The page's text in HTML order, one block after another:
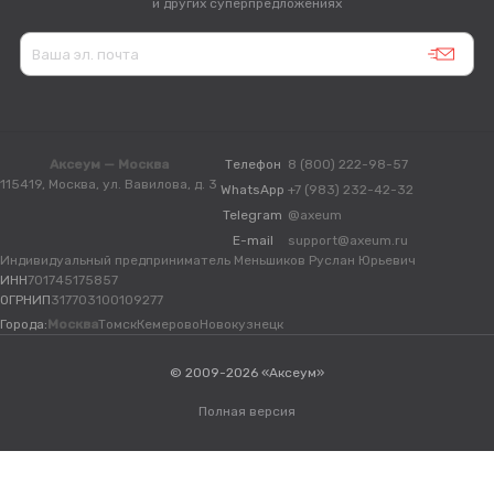
и других суперпредложениях
Аксеум — Москва
115419, Москва, ул. Вавилова, д. 3
Телефон 8 (800) 222-98-57
WhatsApp +7 (983) 232-42-32
Telegram @axeum
E-mail
support@axeum.ru
Индивидуальный предприниматель Меньшиков Руслан Юрьевич
ИНН701745175857
ОГРНИП317703100109277
Города: МоскваТомскКемеровоНовокузнецк
© 2009-2026 «Аксеум»
Полная версия